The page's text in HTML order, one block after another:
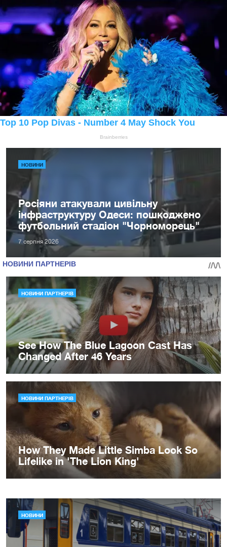
НОВИНИ
Росіяни атакували цивільну
інфраструктуру Одеси: пошкоджено
футбольний стадіон "Чорноморець"
7 серпня 2026
НОВИНИ